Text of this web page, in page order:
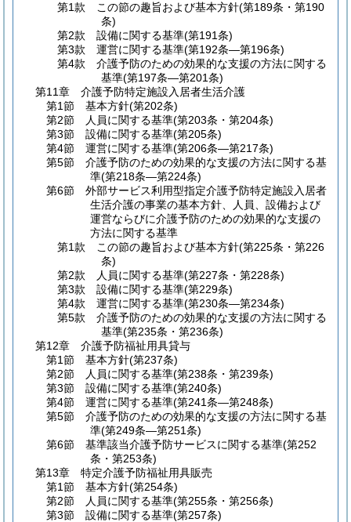
第1款
この節の趣旨および基本方針(第189条・第190
条)
第2款
設備に関する基準(第191条)
第3款
運営に関する基準(第192条―第196条)
第4款
介護予防のための効果的な支援の方法に関する
基準(第197条―第201条)
第11章
介護予防特定施設入居者生活介護
第1節
基本方針(第202条)
第2節
人員に関する基準(第203条・第204条)
第3節
設備に関する基準(第205条)
第4節
運営に関する基準(第206条―第217条)
第5節
介護予防のための効果的な支援の方法に関する基
準(第218条―第224条)
第6節
外部サービス利用型指定介護予防特定施設入居者
生活介護の事業の基本方針、人員、設備および
運営ならびに介護予防のための効果的な支援の
方法に関する基準
第1款
この節の趣旨および基本方針(第225条・第226
条)
第2款
人員に関する基準(第227条・第228条)
第3款
設備に関する基準(第229条)
第4款
運営に関する基準(第230条―第234条)
第5款
介護予防のための効果的な支援の方法に関する
基準(第235条・第236条)
第12章
介護予防福祉用具貸与
第1節
基本方針(第237条)
第2節
人員に関する基準(第238条・第239条)
第3節
設備に関する基準(第240条)
第4節
運営に関する基準(第241条―第248条)
第5節
介護予防のための効果的な支援の方法に関する基
準(第249条―第251条)
第6節
基準該当介護予防サービスに関する基準(第252
条・第253条)
第13章
特定介護予防福祉用具販売
第1節
基本方針(第254条)
第2節
人員に関する基準(第255条・第256条)
第3節
設備に関する基準(第257条)